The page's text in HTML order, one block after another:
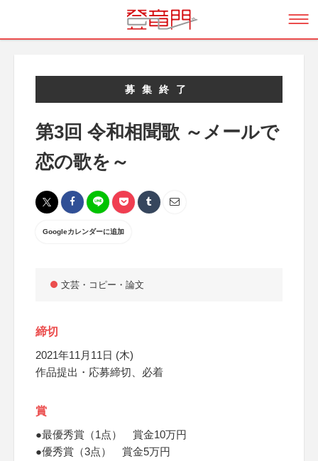
募集終了
第3回 令和相聞歌 ～メールで
恋の歌を～
Googleカレンダーに追加
文芸・コピー・論文
締切
2021年11月11日 (木)
作品提出・応募締切、必着
賞
●最優秀賞（1点） 賞金10万円
●優秀賞（3点） 賞金5万円